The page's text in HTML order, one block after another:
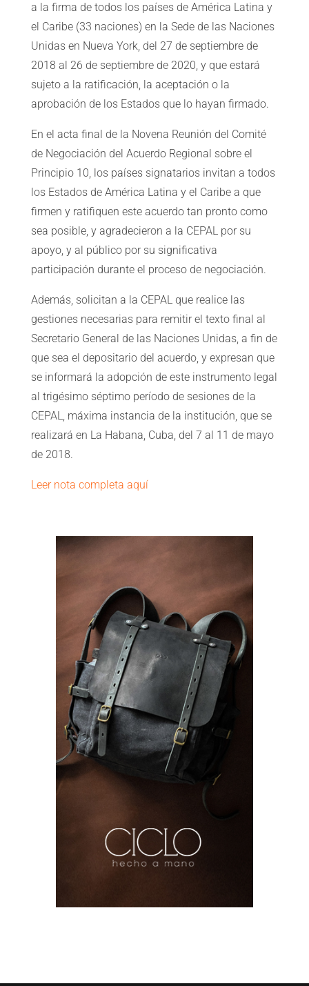
a la firma de todos los países de América Latina y
el Caribe (33 naciones) en la Sede de las Naciones
Unidas en Nueva York, del 27 de septiembre de
2018 al 26 de septiembre de 2020, y que estará
sujeto a la ratificación, la aceptación o la
aprobación de los Estados que lo hayan firmado.
En el acta final de la Novena Reunión del Comité
de Negociación del Acuerdo Regional sobre el
Principio 10, los países signatarios invitan a todos
los Estados de América Latina y el Caribe a que
firmen y ratifiquen este acuerdo tan pronto como
sea posible, y agradecieron a la CEPAL por su
apoyo, y al público por su significativa
participación durante el proceso de negociación.
Además, solicitan a la CEPAL que realice las
gestiones necesarias para remitir el texto final al
Secretario General de las Naciones Unidas, a fin de
que sea el depositario del acuerdo, y expresan que
se informará la adopción de este instrumento legal
al trigésimo séptimo período de sesiones de la
CEPAL, máxima instancia de la institución, que se
realizará en La Habana, Cuba, del 7 al 11 de mayo
de 2018.
Leer nota completa aquí